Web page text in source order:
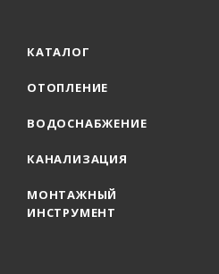
КАТАЛОГ
ОТОПЛЕНИЕ
ВОДОСНАБЖЕНИЕ
КАНАЛИЗАЦИЯ
МОНТАЖНЫЙ
ИНСТРУМЕНТ